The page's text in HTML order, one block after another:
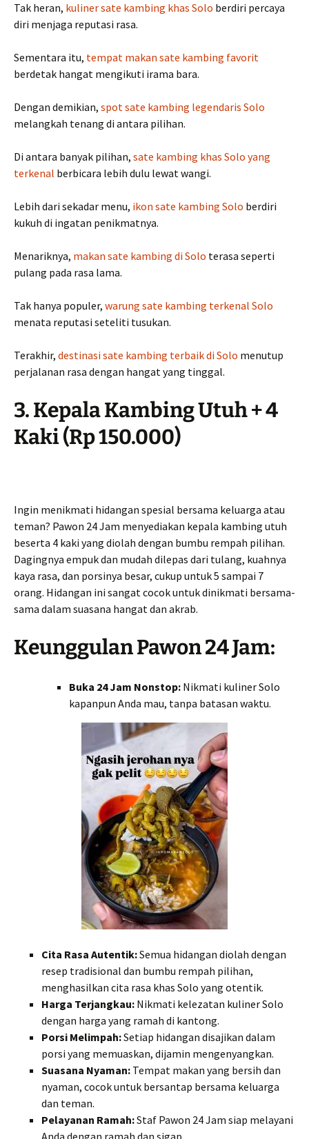
Tak heran, kuliner sate kambing khas Solo berdiri percaya
diri menjaga reputasi rasa.
Sementara itu, tempat makan sate kambing favorit
berdetak hangat mengikuti irama bara.
Dengan demikian, spot sate kambing legendaris Solo
melangkah tenang di antara pilihan.
Di antara banyak pilihan, sate kambing khas Solo yang
terkenal berbicara lebih dulu lewat wangi.
Lebih dari sekadar menu, ikon sate kambing Solo berdiri
kukuh di ingatan penikmatnya.
Menariknya, makan sate kambing di Solo terasa seperti
pulang pada rasa lama.
Tak hanya populer, warung sate kambing terkenal Solo
menata reputasi seteliti tusukan.
Terakhir, destinasi sate kambing terbaik di Solo menutup
perjalanan rasa dengan hangat yang tinggal.
3. Kepala Kambing Utuh + 4
Kaki (Rp 150.000)
Ingin menikmati hidangan spesial bersama keluarga atau
teman? Pawon 24 Jam menyediakan kepala kambing utuh
beserta 4 kaki yang diolah dengan bumbu rempah pilihan.
Dagingnya empuk dan mudah dilepas dari tulang, kuahnya
kaya rasa, dan porsinya besar, cukup untuk 5 sampai 7
orang. Hidangan ini sangat cocok untuk dinikmati bersama-
sama dalam suasana hangat dan akrab.
Keunggulan Pawon 24 Jam:
Buka 24 Jam Nonstop: Nikmati kuliner Solo
kapanpun Anda mau, tanpa batasan waktu.
Cita Rasa Autentik:Semua hidangan diolah dengan
resep tradisional dan bumbu rempah pilihan,
menghasilkan cita rasa khas Solo yang otentik.
Harga Terjangkau: Nikmati kelezatan kuliner Solo
dengan harga yang ramah di kantong.
Porsi Melimpah:Setiap hidangan disajikan dalam
porsi yang memuaskan, dijamin mengenyangkan.
Suasana Nyaman: Tempat makan yang bersih dan
nyaman, cocok untuk bersantap bersama keluarga
dan teman.
Pelayanan Ramah:Staf Pawon 24 Jam siap melayani
Anda dengan ramah dan sigap.